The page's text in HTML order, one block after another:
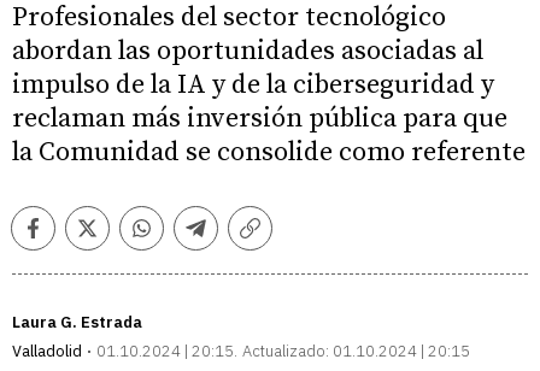
Profesionales del sector tecnológico
abordan las oportunidades asociadas al
impulso de la IA y de la ciberseguridad y
reclaman más inversión pública para que
la Comunidad se consolide como referente
FacebookTwitterWhatsappTelegramCopiar
Laura G. Estrada
Valladolid
01.10.2024 | 20:15 Actualizado: 01.10.2024 | 20:15